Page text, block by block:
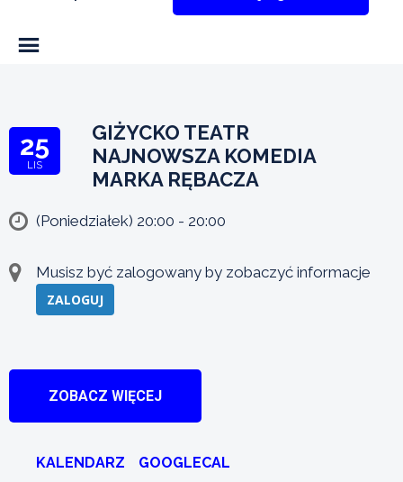
25
LIS
GIŻYCKO TEATR
NAJNOWSZA KOMEDIA
MARKA RĘBACZA
(Poniedziałek) 20:00 - 20:00
Musisz być zalogowany by zobaczyć informacje
ZALOGUJ
ZOBACZ WIĘCEJ
KALENDARZ GOOGLECAL